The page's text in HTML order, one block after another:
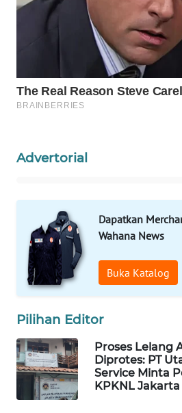
Advertorial
Dapatkan
Wahana News
Buka Katalog
Pilihan Editor
Proses Lelang
Diprotes: PT
Service Minta
KPKNL Jakarta
WAHANA
ADVOKAT
WAHANA
LISTRIK
WAHANA
TRAVEL
WAHANA
TV
WAHANANEWS
ID